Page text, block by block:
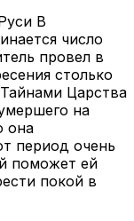
В
число
провел в
столько
Царства
на
она
период очень
поможет ей
покой в